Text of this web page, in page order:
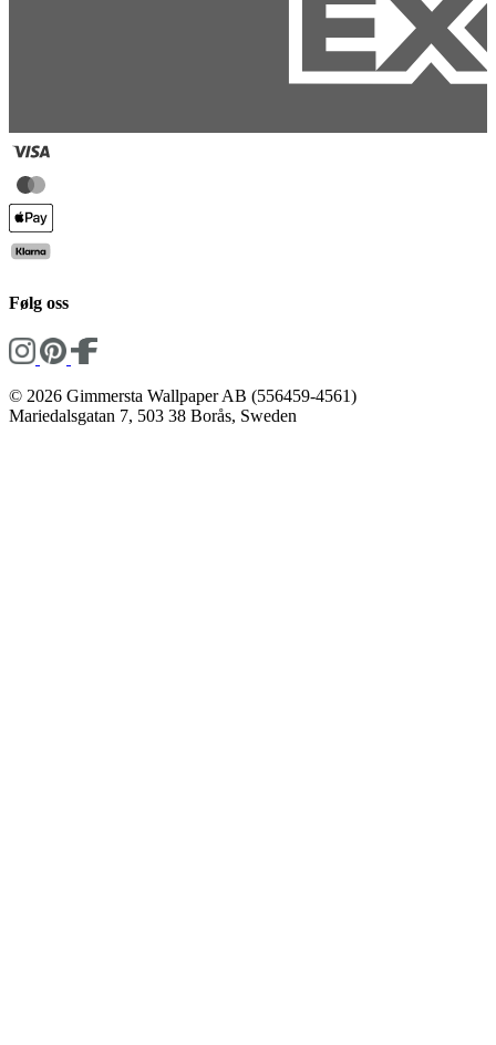
Følg oss
© 2026 Gimmersta Wallpaper AB (556459-4561)
Mariedalsgatan 7, 503 38 Borås, Sweden